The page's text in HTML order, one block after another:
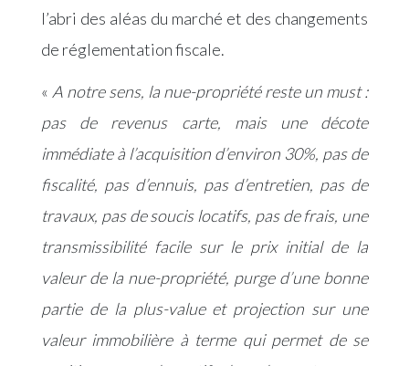
l’abri des aléas du marché et des changements
de réglementation fiscale.
« A notre sens, la nue-propriété reste un must :
pas de revenus carte, mais une décote
immédiate à l’acquisition d’environ 30%, pas de
fiscalité, pas d’ennuis, pas d’entretien, pas de
travaux, pas de soucis locatifs, pas de frais, une
transmissibilité facile sur le prix initial de la
valeur de la nue-propriété, purge d’une bonne
partie de la plus-value et projection sur une
valeur immobilière à terme qui permet de se